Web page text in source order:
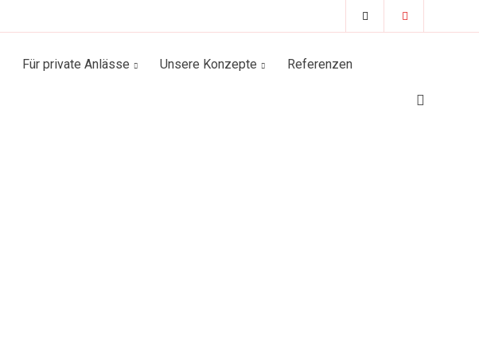
Für private Anlässe Unsere Konzepte Referenzen